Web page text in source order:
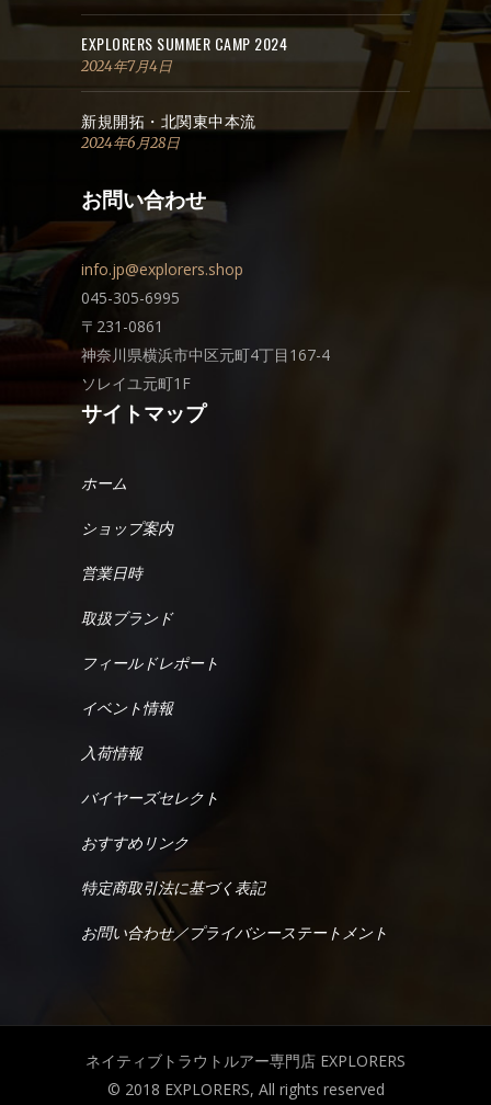
EXPLORERS SUMMER CAMP 2024
2024年7月4日
新規開拓・北関東中本流
2024年6月28日
お問い合わせ
info.jp@explorers.shop
045-305-6995
〒231-0861
神奈川県横浜市中区元町4丁目167-4
ソレイユ元町1F
サイトマップ
ホーム
ショップ案内
営業日時
取扱ブランド
フィールドレポート
イベント情報
入荷情報
バイヤーズセレクト
おすすめリンク
特定商取引法に基づく表記
お問い合わせ／プライバシーステートメント
ネイティブトラウトルアー専門店 EXPLORERS
© 2018 EXPLORERS, All rights reserved